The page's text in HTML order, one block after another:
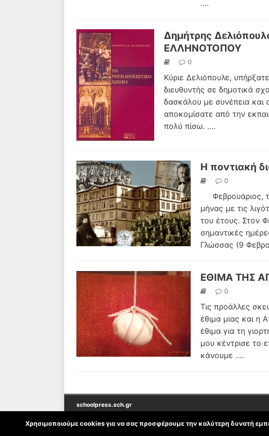
….
Δημήτρης
ΕΛΛΗΝΟΤΟΠΟΥ
0
Κύριε Δελιόπουλε,
διευθυντής σε δημοτικά
δασκάλου με συνέπεια και
αποκομίσατε από την
πολύ πίσω. ….
Η ποντιακή
0
Φεβρουάριος,
μήνας με τις
του έτους. Στον
σημαντικές
Γλώσσας (9
ΕΘΙΜΑ ΤΗΣ
0
Τις προάλλες
έθιμα μιας και η
έθιμα για τη
μου κέντρισε το
κάνουμε ….
schoolpress.sch.gr
Χρησιμοποιούμε cookies για να σας προσφέρουμε την καλύτερη δυνατή